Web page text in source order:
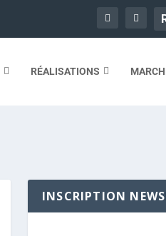
RÉALISATIONS
INSCRIPTION